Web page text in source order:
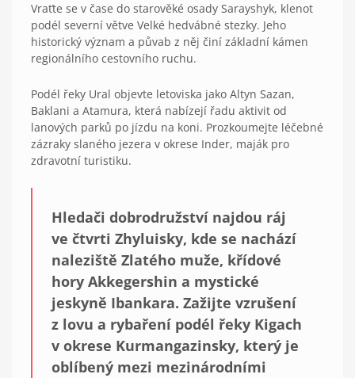
Vraťte se v čase do starověké osady Sarayshyk, klenot
podél severní větve Velké hedvábné stezky. Jeho
historický význam a půvab z něj činí základní kámen
regionálního cestovního ruchu.
Podél řeky Ural objevte letoviska jako Altyn Sazan,
Baklani a Atamura, která nabízejí řadu aktivit od
lanových parků po jízdu na koni. Prozkoumejte léčebné
zázraky slaného jezera v okrese Inder, maják pro
zdravotní turistiku.
Hledači dobrodružství najdou ráj
ve čtvrti Zhyluisky, kde se nachází
naleziště Zlatého muže, křídové
hory Akkegershin a mystické
jeskyně Ibankara. Zažijte vzrušení
z lovu a rybaření podél řeky Kigach
v okrese Kurmangazinsky, který je
oblíbený mezi mezinárodními